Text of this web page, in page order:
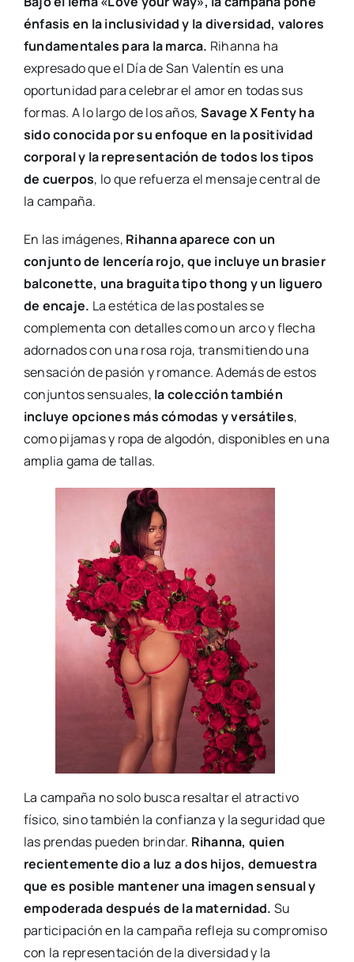
énfasis en la inclusividad y la diversidad, valores
fundamentales para la marca. Rihanna ha
expresado que el Día de San Valentín es una
oportunidad para celebrar el amor en todas sus
formas. A lo largo de los años, Savage X Fenty ha
sido conocida por su enfoque en la positividad
corporal y la representación de todos los tipos
de cuerpos, lo que refuerza el mensaje central de
la campaña.
En las imágenes, Rihanna aparece con un
conjunto de lencería rojo, que incluye un brasier
balconette, una braguita tipo thong y un liguero
de encaje. La estética de las postales se
complementa con detalles como un arco y flecha
adornados con una rosa roja, transmitiendo una
sensación de pasión y romance. Además de estos
conjuntos sensuales, la colección también
incluye opciones más cómodas y versátiles,
como pijamas y ropa de algodón, disponibles en una
amplia gama de tallas.
La campaña no solo busca resaltar el atractivo
físico, sino también la confianza y la seguridad que
las prendas pueden brindar. Rihanna, quien
recientemente dio a luz a dos hijos, demuestra
que es posible mantener una imagen sensual y
empoderada después de la maternidad. Su
participación en la campaña refleja su compromiso
con la representación de la diversidad y la